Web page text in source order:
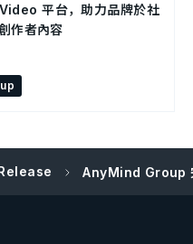
平台，助力品牌於社
作者內容
AnyMind Group